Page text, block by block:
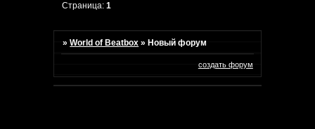
Страница:1
»World of Beatbox »Новый форум
создать форум